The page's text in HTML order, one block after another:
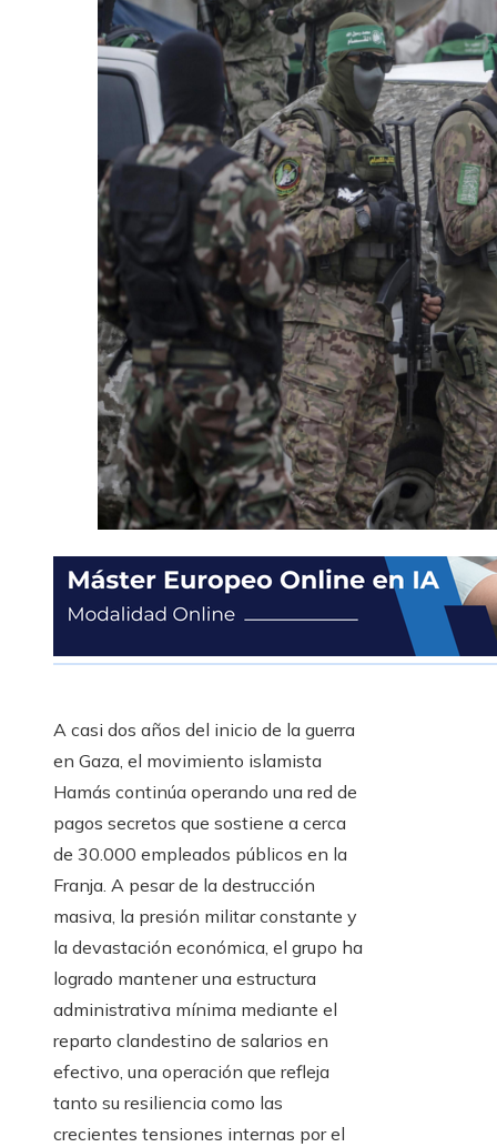
A casi dos años del inicio de la guerra
en Gaza, el movimiento islamista
Hamás continúa operando una red de
pagos secretos que sostiene a cerca
de 30.000 empleados públicos en la
Franja. A pesar de la destrucción
masiva, la presión militar constante y
la devastación económica, el grupo ha
logrado mantener una estructura
administrativa mínima mediante el
reparto clandestino de salarios en
efectivo, una operación que refleja
tanto su resiliencia como las
crecientes tensiones internas por el